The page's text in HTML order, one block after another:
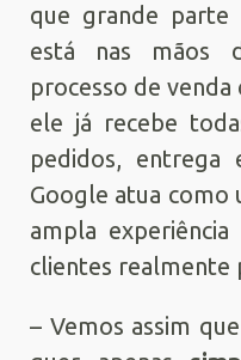
que grande parte
está nas mãos
processo de venda
ele já recebe
pedidos, entrega
Google atua como
ampla
clientes realmente
– Vemos assim